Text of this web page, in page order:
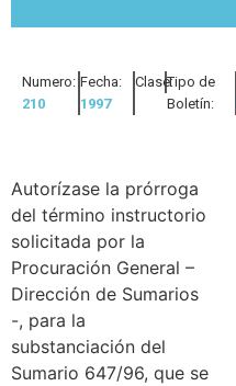
Numero:
210
Fecha:
1997
Clase:Tipo de
Boletín:
Autorízase la prórroga
del término instructorio
solicitada por la
Procuración General –
Dirección de Sumarios
-, para la
substanciación del
Sumario 647/96, que se